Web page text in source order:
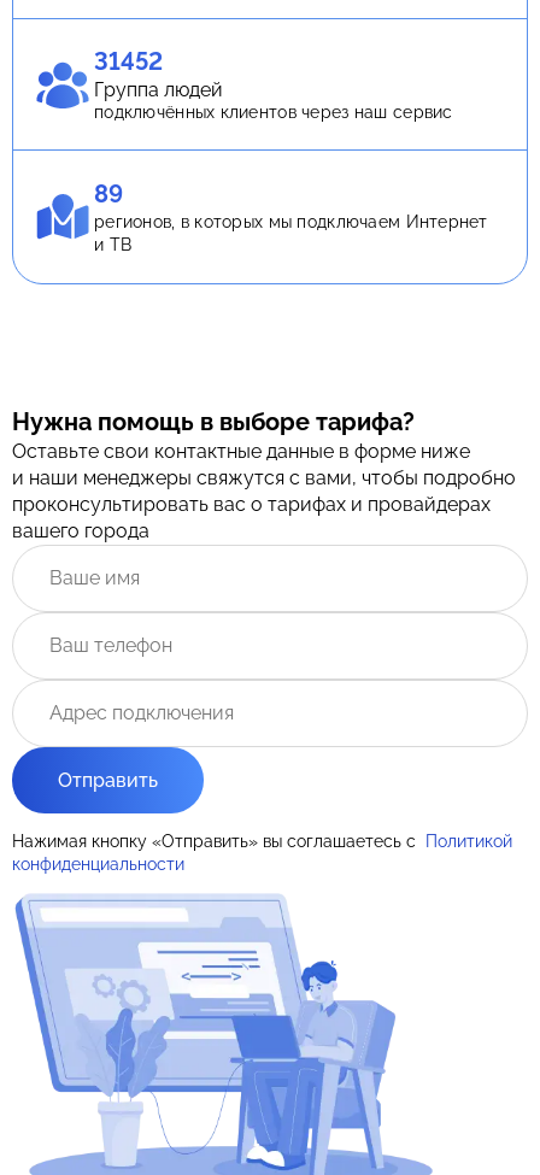
31452
Группа людей
подключённых клиентов через наш сервис
89
регионов, в которых мы подключаем Интернет
и ТВ
Нужна помощь в выборе тарифа?
Оставьте свои контактные данные в форме ниже
и наши менеджеры свяжутся с вами, чтобы подробно
проконсультировать вас о тарифах и провайдерах
вашего города
Отправить
Нажимая кнопку «Отправить» вы соглашаетесь с
Политикой
конфиденциальности